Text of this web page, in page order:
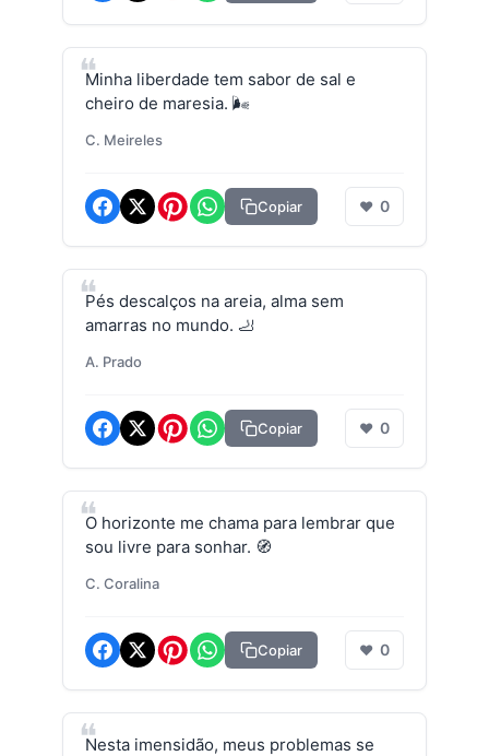
Minha liberdade tem sabor de sal e
cheiro de maresia. 🌬️
C. Meireles
Copiar ❤ 0
Pés descalços na areia, alma sem
amarras no mundo. 🦶
A. Prado
Copiar ❤ 0
O horizonte me chama para lembrar que
sou livre para sonhar. 🧭
C. Coralina
Copiar ❤ 0
Nesta imensidão, meus problemas se